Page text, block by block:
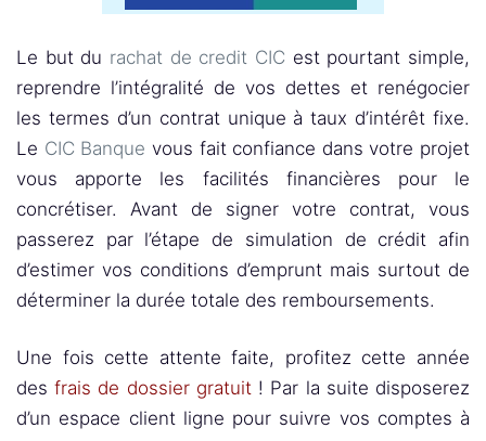
Le but du rachat de credit CIC est pourtant simple,
reprendre l’intégralité de vos dettes et renégocier
les termes d’un contrat unique à taux d’intérêt fixe.
Le CIC Banque vous fait confiance dans votre projet
vous apporte les facilités financières pour le
concrétiser. Avant de signer votre contrat, vous
passerez par l’étape de simulation de crédit afin
d’estimer vos conditions d’emprunt mais surtout de
déterminer la durée totale des remboursements.
Une fois cette attente faite, profitez cette année
desfrais de dossier gratuit! Par la suite disposerez
d’un espace client ligne pour suivre vos comptes à